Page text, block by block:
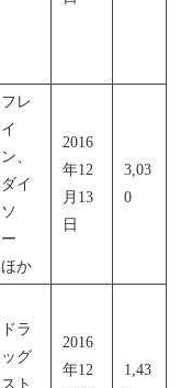
フレ
イ
ン、
ダイ
ソ
ー
ほか
2016
年12
月13
日
3,03
0
ドラ
ッグ
スト
2016
年12
1,43